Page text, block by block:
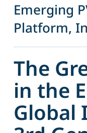
Emerging
Platform,
The
in the
Global